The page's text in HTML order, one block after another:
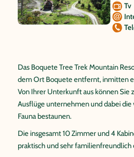
Tv
Das Boquete Tree Trek Mountain
dem Ort Boquete entfernt, inmitten
Von Ihrer Unterkunft aus können Sie
Ausflüge unternehmen und dabei
Fauna bestaunen.
Die insgesamt 10 Zimmer und 4
praktisch und sehr familienfreundlich